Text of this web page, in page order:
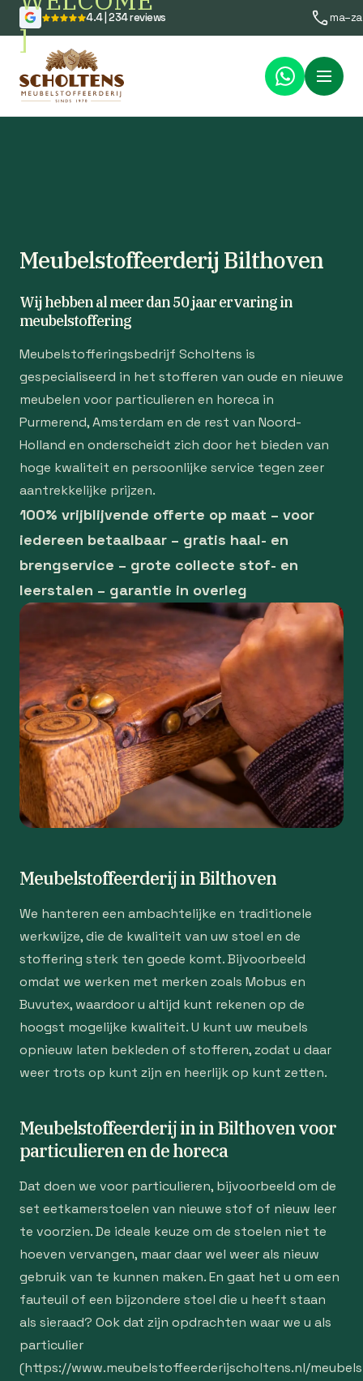
]
4.4 | 234 reviews
Menu
Meubelstoffeerderij Bilthoven
Wij hebben al meer dan 50 jaar ervaring in
meubelstoffering
Meubelstofferingsbedrijf Scholtens is
gespecialiseerd in het stofferen van oude en nieuwe
meubelen voor particulieren en horeca in
Purmerend, Amsterdam en de rest van Noord-
Holland en onderscheidt zich door het bieden van
hoge kwaliteit en persoonlijke service tegen zeer
aantrekkelijke prijzen.
100% vrijblijvende offerte op maat – voor
iedereen betaalbaar – gratis haal- en
brengservice – grote collecte stof- en
leerstalen – garantie in overleg
Meubelstoffeerderij in Bilthoven
We hanteren een ambachtelijke en traditionele
werkwijze, die de kwaliteit van uw stoel en de
stoffering sterk ten goede komt. Bijvoorbeeld
omdat we werken met merken zoals Mobus en
Buvutex, waardoor u altijd kunt rekenen op de
hoogst mogelijke kwaliteit. U kunt uw meubels
opnieuw laten bekleden of stofferen, zodat u daar
weer trots op kunt zijn en heerlijk op kunt zetten.
Meubelstoffeerderij in in Bilthoven voor
particulieren en de horeca
Dat doen we voor particulieren, bijvoorbeeld om de
set eetkamerstoelen van nieuwe stof of nieuw leer
te voorzien. De ideale keuze om de stoelen niet te
hoeven vervangen, maar daar wel weer als nieuw
gebruik van te kunnen maken. En gaat het u om een
fauteuil of een bijzondere stoel die u heeft staan
als sieraad? Ook dat zijn opdrachten waar we u als
particulier
(https://www.meubelstoffeerderijscholtens.nl/